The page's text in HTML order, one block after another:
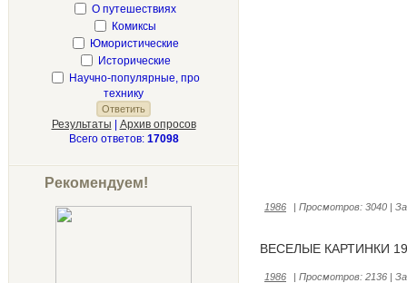
О путешествиях
Комиксы
Юмористические
Исторические
Научно-популярные, про
технику
Результаты
Архив опросов
Всего ответов: 17098
Рекомендуем!
1986 | Просмотров: 3040 |
ВЕСЕЛЫЕ КАРТИНКИ
1986 | Просмотров: 2136 |